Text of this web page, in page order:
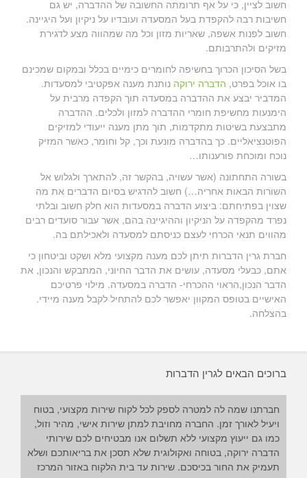
חשוב לציין, כי על אף תרומתה החשובה של ההדברה, יש גם
חשיבות רבה להקפדת בעל המסעדה ועובדיו על ניקיון ועל היגיינה.
חשוב לפנות אשפה, שאריות מזון וכל מה שמהווה מצע לדגירת
מזיקים ולהתרבותם.
בשל הסיכון הכרוך בחשיפה לחומרים כימיים בכלל ובמקום שמכינם
בו אוכל בפרט, הדברה ירוקה נותנת מענה אפקטיבי למסעדות.
המדביר יבצע את ההדברה במסעדה תוך הקפדה מרבית על
הימנעות מחשיפת חומרי ההדברה למזון ולכלים. ההדברה
מתבצעת בשיטות מתקדמות, תוך מתן מענה ייעודי למזיקים
הפוטנציאליים. כך בהדברה מונעת וכך, קל וחומר, כאשר המזיק
נוכח ומוכחת פורענותו…
בשורה התחתונה (אשר עשויה, בהקשר זה, להתארך ולגלוש אל
השורות הבאות אחריה…) חשוב להדגיש בסיום הדברים את מה
שצוין בפתיחתם: ביצוע הדברה במסעדות הוא חלק חשוב ובלתי
נפרד מהקפדה על הניקיון וההיגיינה בהם, אשר עבור סועדים רבים
מהווים תנאי הכרחי לעצם כניסתם למסעדה ולאכילתם בה.
חברת גרין הדברות תיתן לכם מענה מקצועי מלא ושקט וביטחון כי
אתם, כבעלי מסעדה, עושים את הדבר החיוני, המתבקש והנכון, את
הדבר הנכון,הראוי ההכרחי- הדברה במסעדה. מילוי פרטיכם
האישיים בטופס המקוון יאפשר לכם להתחיל לקבל מענה מיידי.
בהצלחה.
ברוכים הבאים לגרין הדברות
חברתנו שמה לה למטרה לספק לכל לקוח שירות מקצועי, בטוח
ויעיל לאורך זמן. החברה מחויבת למתן שירות אישי, מהיר וזול,
כמו גם ייעוץ מקצועי ללא תשלום אנו מבטיחים לכם שירותי
הדברה ירוקה, בטוחה ואקולוגית שלא תסכן את בריאותכם ושלא
תעמיק את החור בכיסכם. שירות עד בית הלקוח באזור המרכז